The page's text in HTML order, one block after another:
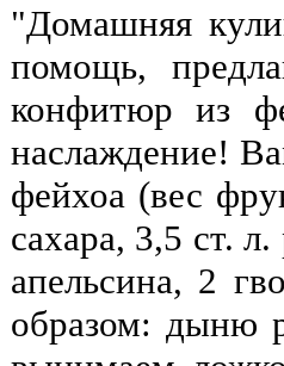
"Домашняя
помощь,
конфитюр из
наслаждение!
фейхоа (вес
сахара, 3,5 ст.
апельсина, 2
образом: дыню